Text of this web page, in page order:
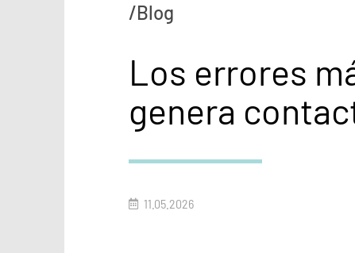
/Blog
Los errores
genera
11.05.2026